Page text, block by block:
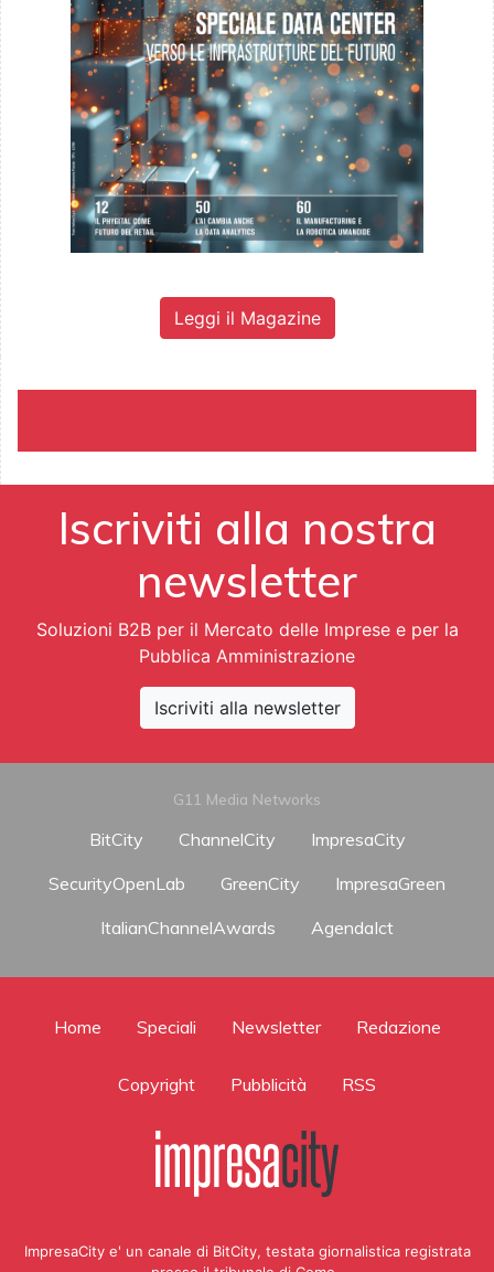
Leggi il Magazine
Iscriviti alla nostra
newsletter
Soluzioni B2B per il Mercato delle Imprese e per la
Pubblica Amministrazione
Iscriviti alla newsletter
G11 Media Networks
BitCity ChannelCity
ImpresaCity
SecurityOpenLab
GreenCity
ImpresaGreen
ItalianChannelAwards
AgendaIct
Home Speciali Newsletter Redazione
Copyright Pubblicità RSS
ImpresaCity e' un canale di BitCity, testata giornalistica registrata